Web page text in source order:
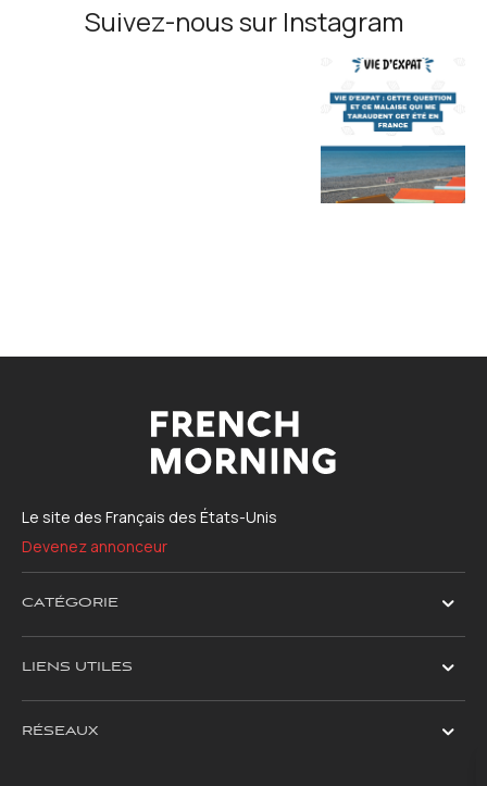
Suivez-nous sur Instagram
Le site des Français des États-Unis
Devenez annonceur
CATÉGORIE
LIENS UTILES
RÉSEAUX